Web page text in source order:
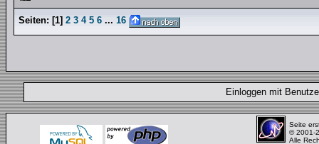
Seiten: [1] 2 3 4 5 6 ... 16
Einloggen mit
Seite
© 2001-
Alle